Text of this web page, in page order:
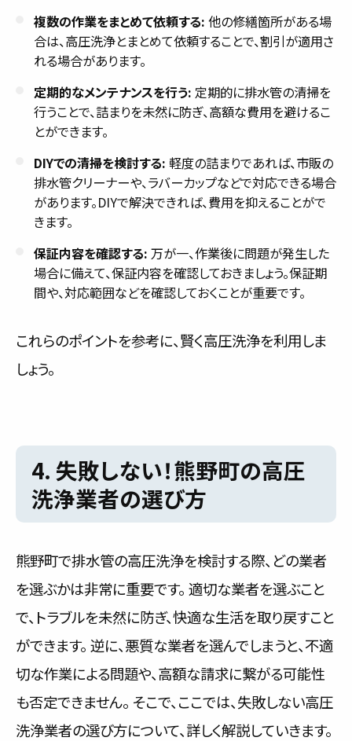
複数の作業をまとめて依頼する: 他の修繕箇所がある場
合は、高圧洗浄とまとめて依頼することで、割引が適用さ
れる場合があります。
定期的なメンテナンスを行う: 定期的に排水管の清掃を
行うことで、詰まりを未然に防ぎ、高額な費用を避けるこ
とができます。
DIYでの清掃を検討する: 軽度の詰まりであれば、市販の
排水管クリーナーや、ラバーカップなどで対応できる場合
があります。DIYで解決できれば、費用を抑えることがで
きます。
保証内容を確認する: 万が一、作業後に問題が発生した
場合に備えて、保証内容を確認しておきましょう。保証期
間や、対応範囲などを確認しておくことが重要です。
これらのポイントを参考に、賢く高圧洗浄を利用しま
しょう。
4. 失敗しない！熊野町の高圧
洗浄業者の選び方
熊野町で排水管の高圧洗浄を検討する際、どの業者
を選ぶかは非常に重要です。 適切な業者を選ぶこと
で、トラブルを未然に防ぎ、快適な生活を取り戻すこと
ができます。 逆に、悪質な業者を選んでしまうと、不適
切な作業による問題や、高額な請求に繋がる可能性
も否定できません。 そこで、ここでは、失敗しない高圧
洗浄業者の選び方について、詳しく解説していきます。